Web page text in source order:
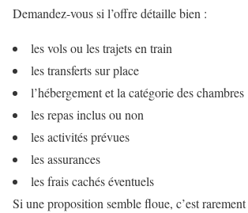
Demandez-vous si l’offre détaille bien :
les vols ou les trajets en train
les transferts sur place
l’hébergement et la catégorie des chambres
les repas inclus ou non
les activités prévues
les assurances
les frais cachés éventuels
Si une proposition semble floue, c’est